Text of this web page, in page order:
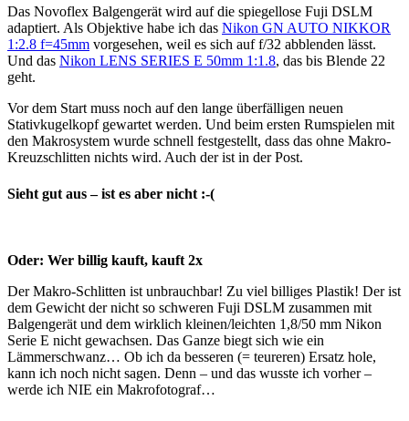
Das Novoflex Balgengerät wird auf die spiegellose Fuji DSLM
adaptiert. Als Objektive habe ich das Nikon GN AUTO NIKKOR
1:2.8 f=45mm vorgesehen, weil es sich auf f/32 abblenden lässt.
Und das Nikon LENS SERIES E 50mm 1:1.8, das bis Blende 22
geht.
Vor dem Start muss noch auf den lange überfälligen neuen
Stativkugelkopf gewartet werden. Und beim ersten Rumspielen mit
den Makrosystem wurde schnell festgestellt, dass das ohne Makro-
Kreuzschlitten nichts wird. Auch der ist in der Post.
Sieht gut aus – ist es aber nicht :-(
Oder: Wer billig kauft, kauft 2x
Der Makro-Schlitten ist unbrauchbar! Zu viel billiges Plastik! Der ist
dem Gewicht der nicht so schweren Fuji DSLM zusammen mit
Balgengerät und dem wirklich kleinen/leichten 1,8/50 mm Nikon
Serie E nicht gewachsen. Das Ganze biegt sich wie ein
Lämmerschwanz… Ob ich da besseren (= teureren) Ersatz hole,
kann ich noch nicht sagen. Denn – und das wusste ich vorher –
werde ich NIE ein Makrofotograf…